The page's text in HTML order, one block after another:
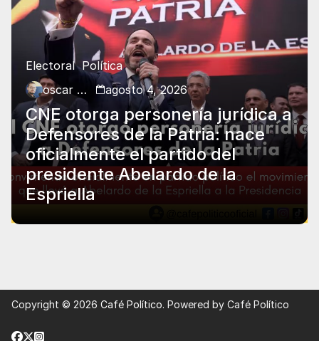
Electoral Política
oscar charry
agosto 4, 2026
CNE otorga personería jurídica a
Defensores de la Patria: nace
oficialmente el partido del
presidente Abelardo de la
Espriella
Copyright © 2026 Café Político. Powered by Café Político